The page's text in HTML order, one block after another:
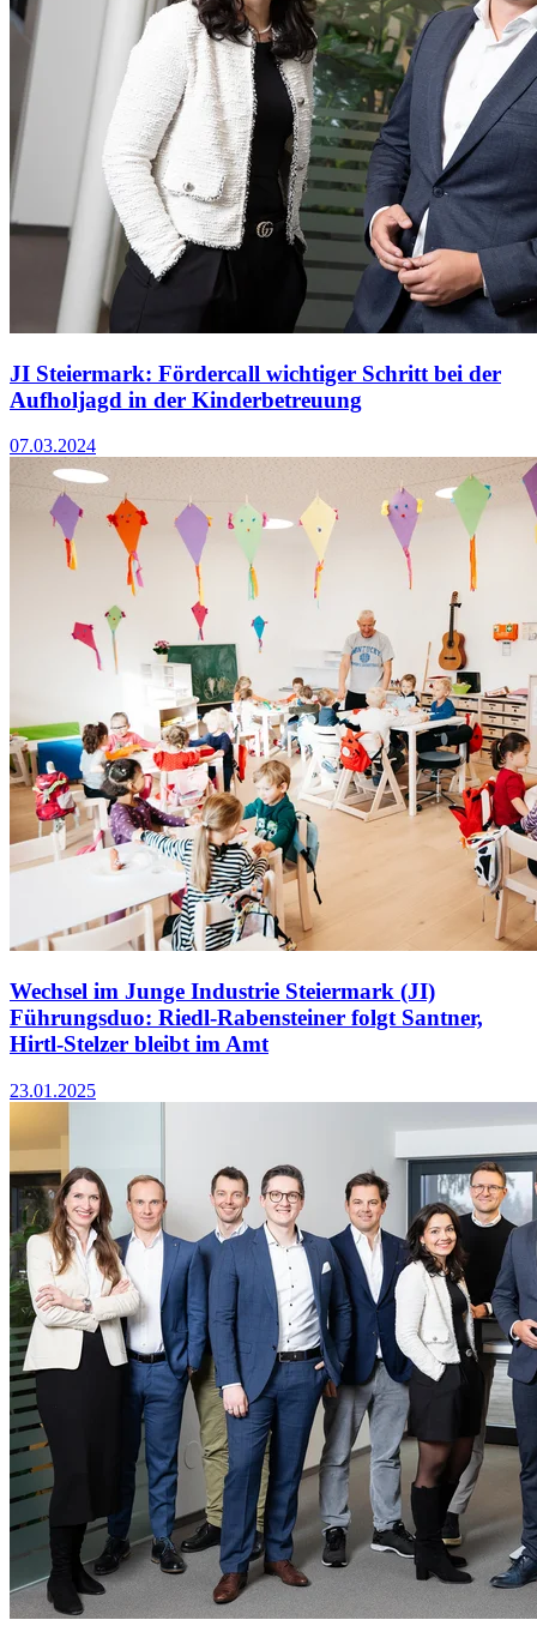
JI Steiermark: Fördercall wichtiger Schritt bei der
Aufholjagd in der Kinderbetreuung
07.03.2024
Wechsel im Junge Industrie Steiermark (JI)
Führungsduo: Riedl-Rabensteiner folgt Santner,
Hirtl-Stelzer bleibt im Amt
23.01.2025